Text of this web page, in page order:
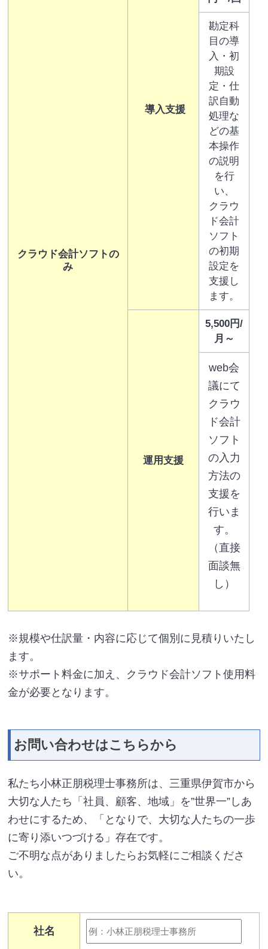
クラウド会計ソフトの
み
導入支援
勘定科
目の導
入・初
期設
定・仕
訳自動
処理な
どの基
本操作
の説明
を行
い、
クラウ
ド会計
ソフト
の初期
設定を
支援し
ます。
運用支援
5,500円/
月～
web会
議にて
クラウ
ド会計
ソフト
の入力
方法の
支援を
行いま
す。
（直接
面談無
し）
※規模や仕訳量・内容に応じて個別に見積りいたし
ます。
※サポート料金に加え、クラウド会計ソフト使用料
金が必要となります。
お問い合わせはこちらから
私たち小林正朋税理士事務所は、三重県伊賀市から
大切な人たち「社員、顧客、地域」を”世界一”しあ
わせにするため、「となりで、大切な人たちの一歩
に寄り添いつづける」存在です。
ご不明な点がありましたらお気軽にご相談くださ
い。
社名